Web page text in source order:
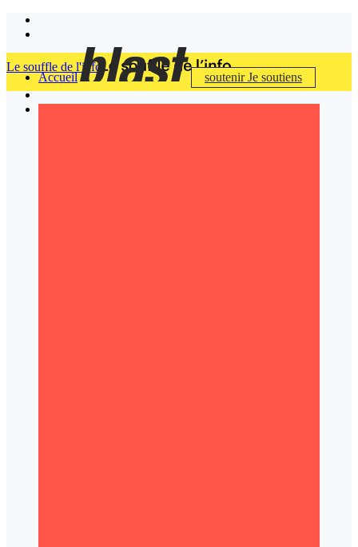
Accueil soutenirJe soutiens
Le souffle de l'info